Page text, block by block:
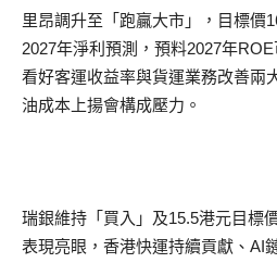
里昂調升至「跑贏大市」，目標價
2027年淨利預測，預料2027年
看好客運收益率與貨運業務改善兩
油成本上揚會構成壓力。
瑞銀維持「買入」及15.5港元目標
表現亮眼，香港快運持續貢獻、AI